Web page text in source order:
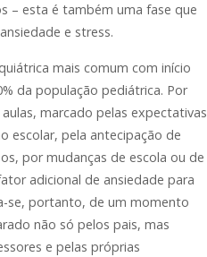
– esta é também uma fase que
e stress.
mais comum com início
da população pediátrica. Por
marcado pelas expectativas
escolar, pela antecipação de
por mudanças de escola ou de
adicional de ansiedade para
se, portanto, de um momento
não só pelos pais, mas
e pelas próprias